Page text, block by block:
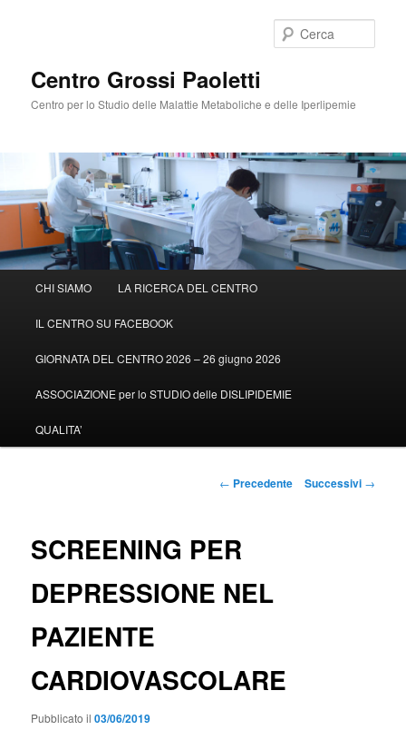
Centro Grossi Paoletti
Centro per lo Studio delle Malattie Metaboliche e delle Iperlipemie
principale
Vai
al
contenuto
CHI SIAMO LA RICERCA DEL CENTRO
IL CENTRO SU FACEBOOK
GIORNATA DEL CENTRO 2026 – 26 giugno 2026
ASSOCIAZIONE per lo STUDIO delle DISLIPIDEMIE
QUALITA’
Navigazione
← Precedente Successivi →
SCREENING PER
DEPRESSIONE NEL
PAZIENTE
CARDIOVASCOLARE
Pubblicato il03/06/2019